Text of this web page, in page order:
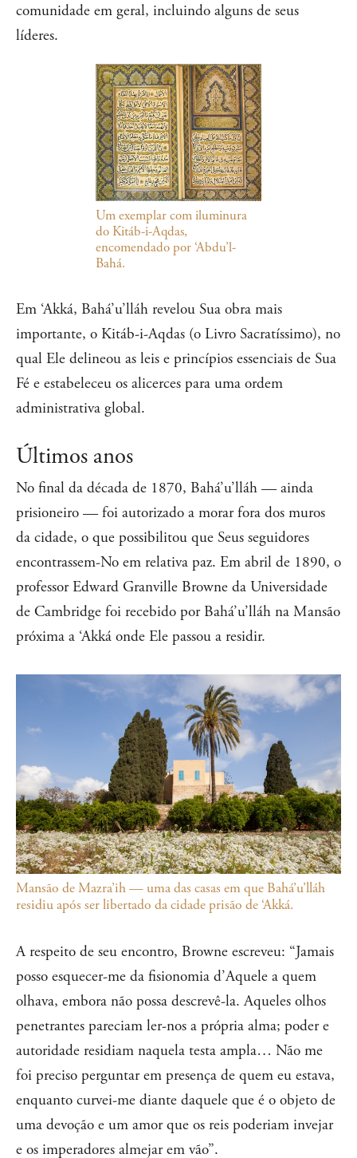
comunidade em geral, incluindo alguns de seus
líderes.
Um exemplar com iluminura
do Kitáb-i-Aqdas,
encomendado por ‘Abdu’l-
Bahá.
Em ‘Akká, Bahá’u’lláh revelou Sua obra mais
importante, o Kitáb-i-Aqdas (o Livro Sacratíssimo), no
qual Ele delineou as leis e princípios essenciais de Sua
Fé e estabeleceu os alicerces para uma ordem
administrativa global.
Últimos anos
No final da década de 1870, Bahá’u’lláh — ainda
prisioneiro — foi autorizado a morar fora dos muros
da cidade, o que possibilitou que Seus seguidores
encontrassem-No em relativa paz. Em abril de 1890, o
professor Edward Granville Browne da Universidade
de Cambridge foi recebido por Bahá’u’lláh na Mansão
próxima a ‘Akká onde Ele passou a residir.
Mansão de Mazra’ih — uma das casas em que Bahá’u’lláh
residiu após ser libertado da cidade prisão de ‘Akká.
A respeito de seu encontro, Browne escreveu: “Jamais
posso esquecer-me da fisionomia d’Aquele a quem
olhava, embora não possa descrevê-la. Aqueles olhos
penetrantes pareciam ler-nos a própria alma; poder e
autoridade residiam naquela testa ampla… Não me
foi preciso perguntar em presença de quem eu estava,
enquanto curvei-me diante daquele que é o objeto de
uma devoção e um amor que os reis poderiam invejar
e os imperadores almejar em vão”.